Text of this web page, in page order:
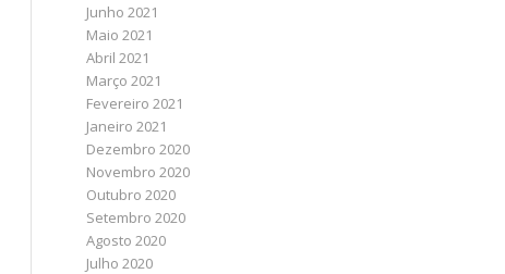
Junho 2021
Maio 2021
Abril 2021
Março 2021
Fevereiro 2021
Janeiro 2021
Dezembro 2020
Novembro 2020
Outubro 2020
Setembro 2020
Agosto 2020
Julho 2020